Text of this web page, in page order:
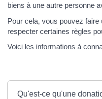
biens à une autre personne
Pour cela, vous pouvez faire
respecter certaines règles
Voici les informations à
Qu'est-ce qu'une